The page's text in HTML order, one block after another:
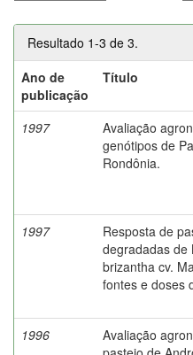
Resultado 1-3 de 3.
Ano de
publicação
Título
1997
Avaliação
genótipos de
Rondônia.
1997
Resposta de
degradadas de
brizantha cv.
fontes e doses
1996
Avaliação